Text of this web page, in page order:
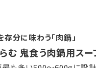
分に味わう「肉鍋」
む 鬼食う肉鍋用スー